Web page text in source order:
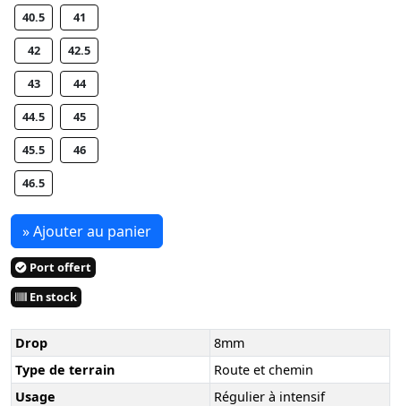
40.5 41
42 42.5
43 44
44.5 45
45.5 46
46.5
» Ajouter au panier
Port offert
En stock
Drop
8mm
Type de terrain
Route et chemin
Usage
Régulier à intensif